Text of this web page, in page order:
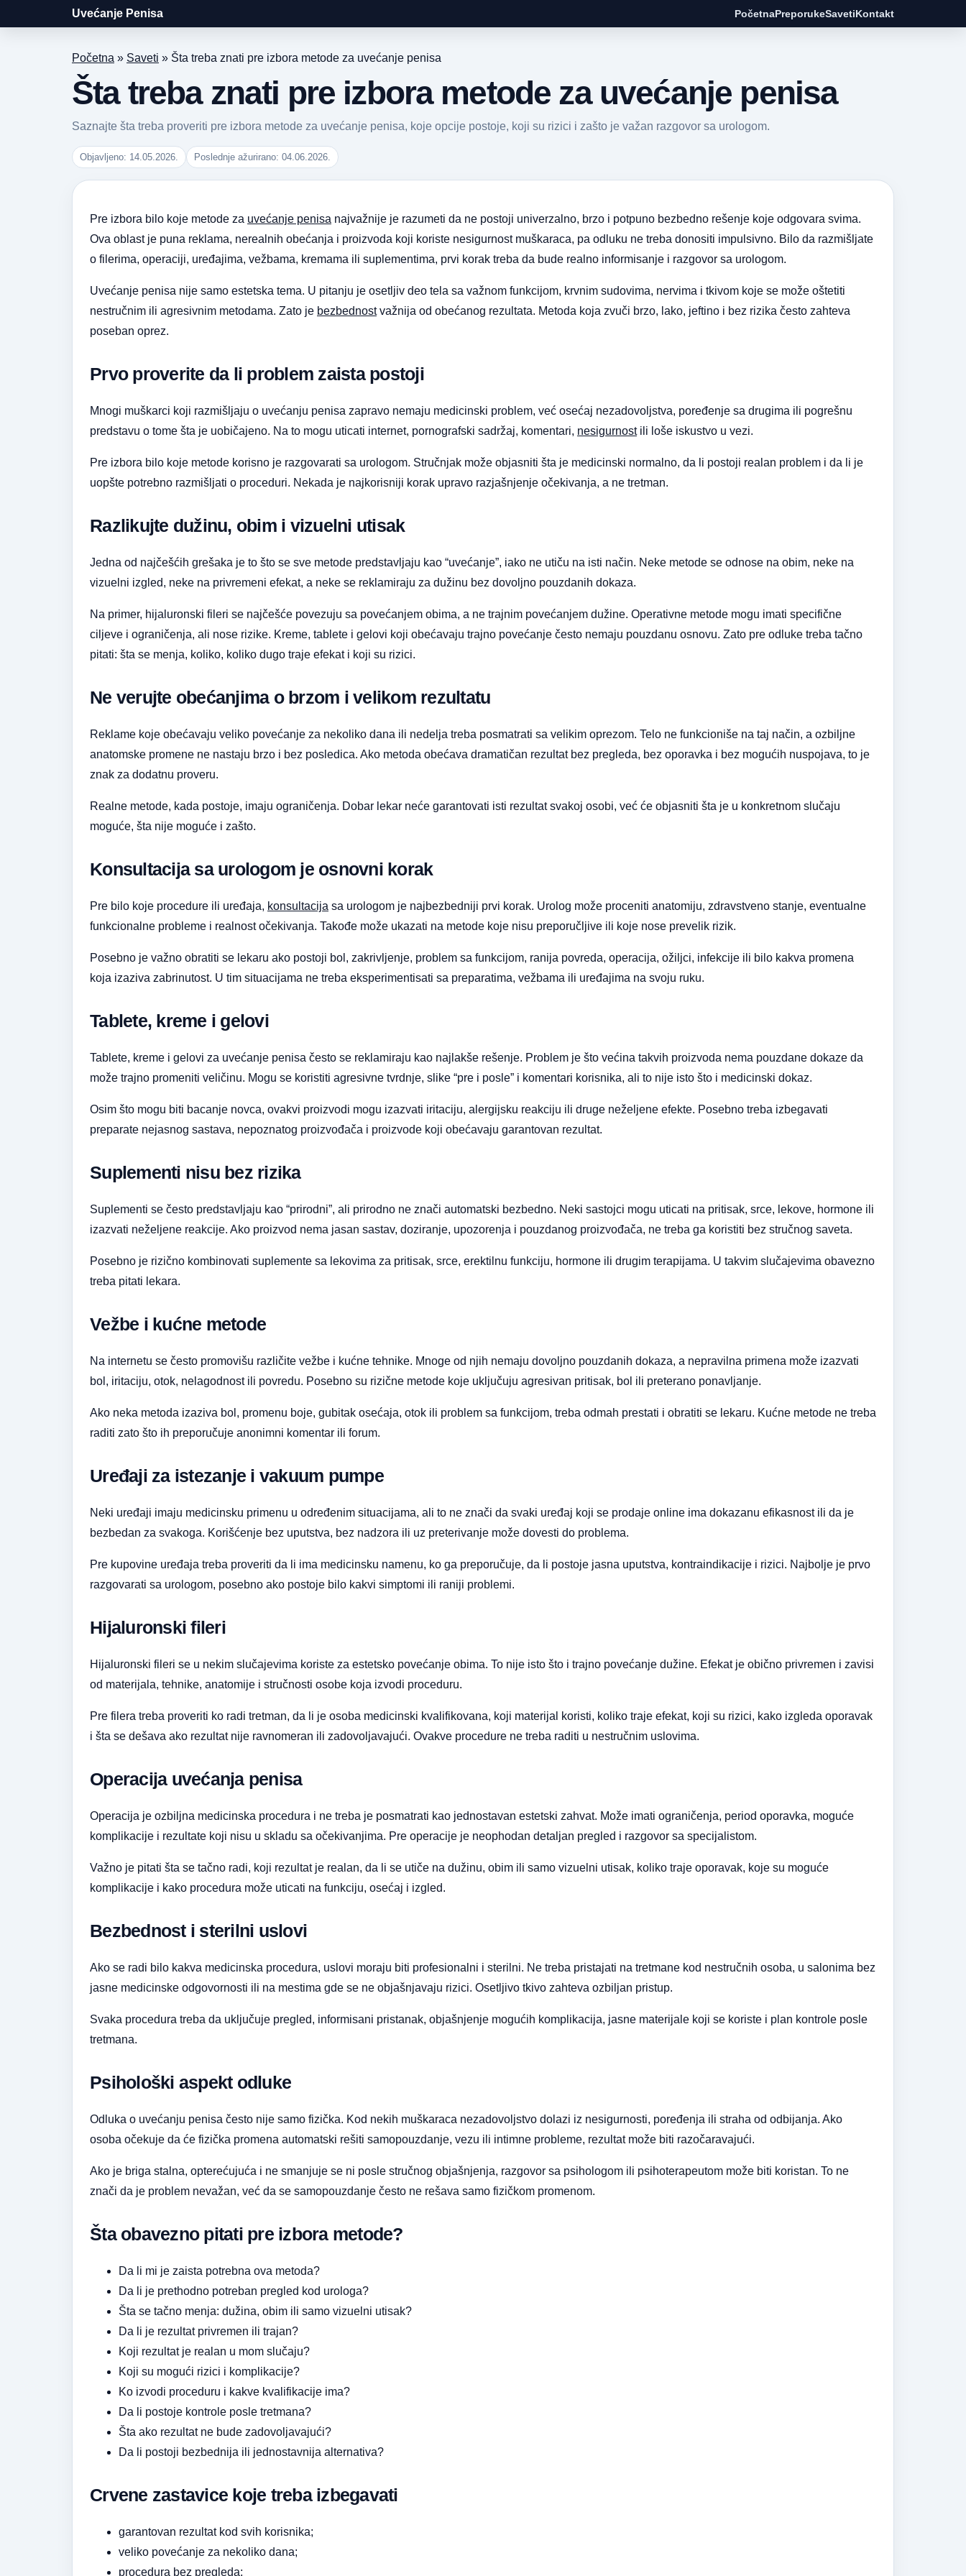
Uvećanje Penisa PočetnaPreporukeSavetiKontakt
Početna » Saveti » Šta treba znati pre izbora metode za uvećanje penisa
Šta treba znati pre izbora metode za uvećanje penisa
Saznajte šta treba proveriti pre izbora metode za uvećanje penisa, koje opcije postoje, koji su rizici i zašto je važan razgovor sa urologom.
Objavljeno: 14.05.2026. Poslednje ažurirano: 04.06.2026.
Pre izbora bilo koje metode za uvećanje penisa najvažnije je razumeti da ne postoji univerzalno, brzo i potpuno bezbedno rešenje koje odgovara svima.
Ova oblast je puna reklama, nerealnih obećanja i proizvoda koji koriste nesigurnost muškaraca, pa odluku ne treba donositi impulsivno. Bilo da razmišljate
o filerima, operaciji, uređajima, vežbama, kremama ili suplementima, prvi korak treba da bude realno informisanje i razgovor sa urologom.
Uvećanje penisa nije samo estetska tema. U pitanju je osetljiv deo tela sa važnom funkcijom, krvnim sudovima, nervima i tkivom koje se može oštetiti
nestručnim ili agresivnim metodama. Zato je bezbednostvažnija od obećanog rezultata. Metoda koja zvuči brzo, lako, jeftino i bez rizika često zahteva
poseban oprez.
Prvo proverite da li problem zaista postoji
Mnogi muškarci koji razmišljaju o uvećanju penisa zapravo nemaju medicinski problem, već osećaj nezadovoljstva, poređenje sa drugima ili pogrešnu
predstavu o tome šta je uobičajeno. Na to mogu uticati internet, pornografski sadržaj, komentari, nesigurnostili loše iskustvo u vezi.
Pre izbora bilo koje metode korisno je razgovarati sa urologom. Stručnjak može objasniti šta je medicinski normalno, da li postoji realan problem i da li je
uopšte potrebno razmišljati o proceduri. Nekada je najkorisniji korak upravo razjašnjenje očekivanja, a ne tretman.
Razlikujte dužinu, obim i vizuelni utisak
Jedna od najčešćih grešaka je to što se sve metode predstavljaju kao “uvećanje”, iako ne utiču na isti način. Neke metode se odnose na obim, neke na
vizuelni izgled, neke na privremeni efekat, a neke se reklamiraju za dužinu bez dovoljno pouzdanih dokaza.
Na primer, hijaluronski fileri se najčešće povezuju sa povećanjem obima, a ne trajnim povećanjem dužine. Operativne metode mogu imati specifične
ciljeve i ograničenja, ali nose rizike. Kreme, tablete i gelovi koji obećavaju trajno povećanje često nemaju pouzdanu osnovu. Zato pre odluke treba tačno
pitati: šta se menja, koliko, koliko dugo traje efekat i koji su rizici.
Ne verujte obećanjima o brzom i velikom rezultatu
Reklame koje obećavaju veliko povećanje za nekoliko dana ili nedelja treba posmatrati sa velikim oprezom. Telo ne funkcioniše na taj način, a ozbiljne
anatomske promene ne nastaju brzo i bez posledica. Ako metoda obećava dramatičan rezultat bez pregleda, bez oporavka i bez mogućih nuspojava, to je
znak za dodatnu proveru.
Realne metode, kada postoje, imaju ograničenja. Dobar lekar neće garantovati isti rezultat svakoj osobi, već će objasniti šta je u konkretnom slučaju
moguće, šta nije moguće i zašto.
Konsultacija sa urologom je osnovni korak
Pre bilo koje procedure ili uređaja, konsultacija sa urologom je najbezbedniji prvi korak. Urolog može proceniti anatomiju, zdravstveno stanje, eventualne
funkcionalne probleme i realnost očekivanja. Takođe može ukazati na metode koje nisu preporučljive ili koje nose prevelik rizik.
Posebno je važno obratiti se lekaru ako postoji bol, zakrivljenje, problem sa funkcijom, ranija povreda, operacija, ožiljci, infekcije ili bilo kakva promena
koja izaziva zabrinutost. U tim situacijama ne treba eksperimentisati sa preparatima, vežbama ili uređajima na svoju ruku.
Tablete, kreme i gelovi
Tablete, kreme i gelovi za uvećanje penisa često se reklamiraju kao najlakše rešenje. Problem je što većina takvih proizvoda nema pouzdane dokaze da
može trajno promeniti veličinu. Mogu se koristiti agresivne tvrdnje, slike “pre i posle” i komentari korisnika, ali to nije isto što i medicinski dokaz.
Osim što mogu biti bacanje novca, ovakvi proizvodi mogu izazvati iritaciju, alergijsku reakciju ili druge neželjene efekte. Posebno treba izbegavati
preparate nejasnog sastava, nepoznatog proizvođača i proizvode koji obećavaju garantovan rezultat.
Suplementi nisu bez rizika
Suplementi se često predstavljaju kao “prirodni”, ali prirodno ne znači automatski bezbedno. Neki sastojci mogu uticati na pritisak, srce, lekove, hormone ili
izazvati neželjene reakcije. Ako proizvod nema jasan sastav, doziranje, upozorenja i pouzdanog proizvođača, ne treba ga koristiti bez stručnog saveta.
Posebno je rizično kombinovati suplemente sa lekovima za pritisak, srce, erektilnu funkciju, hormone ili drugim terapijama. U takvim slučajevima obavezno
treba pitati lekara.
Vežbe i kućne metode
Na internetu se često promovišu različite vežbe i kućne tehnike. Mnoge od njih nemaju dovoljno pouzdanih dokaza, a nepravilna primena može izazvati
bol, iritaciju, otok, nelagodnost ili povredu. Posebno su rizične metode koje uključuju agresivan pritisak, bol ili preterano ponavljanje.
Ako neka metoda izaziva bol, promenu boje, gubitak osećaja, otok ili problem sa funkcijom, treba odmah prestati i obratiti se lekaru. Kućne metode ne treba
raditi zato što ih preporučuje anonimni komentar ili forum.
Uređaji za istezanje i vakuum pumpe
Neki uređaji imaju medicinsku primenu u određenim situacijama, ali to ne znači da svaki uređaj koji se prodaje online ima dokazanu efikasnost ili da je
bezbedan za svakoga. Korišćenje bez uputstva, bez nadzora ili uz preterivanje može dovesti do problema.
Pre kupovine uređaja treba proveriti da li ima medicinsku namenu, ko ga preporučuje, da li postoje jasna uputstva, kontraindikacije i rizici. Najbolje je prvo
razgovarati sa urologom, posebno ako postoje bilo kakvi simptomi ili raniji problemi.
Hijaluronski fileri
Hijaluronski fileri se u nekim slučajevima koriste za estetsko povećanje obima. To nije isto što i trajno povećanje dužine. Efekat je obično privremen i zavisi
od materijala, tehnike, anatomije i stručnosti osobe koja izvodi proceduru.
Pre filera treba proveriti ko radi tretman, da li je osoba medicinski kvalifikovana, koji materijal koristi, koliko traje efekat, koji su rizici, kako izgleda oporavak
i šta se dešava ako rezultat nije ravnomeran ili zadovoljavajući. Ovakve procedure ne treba raditi u nestručnim uslovima.
Operacija uvećanja penisa
Operacija je ozbiljna medicinska procedura i ne treba je posmatrati kao jednostavan estetski zahvat. Može imati ograničenja, period oporavka, moguće
komplikacije i rezultate koji nisu u skladu sa očekivanjima. Pre operacije je neophodan detaljan pregled i razgovor sa specijalistom.
Važno je pitati šta se tačno radi, koji rezultat je realan, da li se utiče na dužinu, obim ili samo vizuelni utisak, koliko traje oporavak, koje su moguće
komplikacije i kako procedura može uticati na funkciju, osećaj i izgled.
Bezbednost i sterilni uslovi
Ako se radi bilo kakva medicinska procedura, uslovi moraju biti profesionalni i sterilni. Ne treba pristajati na tretmane kod nestručnih osoba, u salonima bez
jasne medicinske odgovornosti ili na mestima gde se ne objašnjavaju rizici. Osetljivo tkivo zahteva ozbiljan pristup.
Svaka procedura treba da uključuje pregled, informisani pristanak, objašnjenje mogućih komplikacija, jasne materijale koji se koriste i plan kontrole posle
tretmana.
Psihološki aspekt odluke
Odluka o uvećanju penisa često nije samo fizička. Kod nekih muškaraca nezadovoljstvo dolazi iz nesigurnosti, poređenja ili straha od odbijanja. Ako
osoba očekuje da će fizička promena automatski rešiti samopouzdanje, vezu ili intimne probleme, rezultat može biti razočaravajući.
Ako je briga stalna, opterećujuća i ne smanjuje se ni posle stručnog objašnjenja, razgovor sa psihologom ili psihoterapeutom može biti koristan. To ne
znači da je problem nevažan, već da se samopouzdanje često ne rešava samo fizičkom promenom.
Šta obavezno pitati pre izbora metode?
Da li mi je zaista potrebna ova metoda?
Da li je prethodno potreban pregled kod urologa?
Šta se tačno menja: dužina, obim ili samo vizuelni utisak?
Da li je rezultat privremen ili trajan?
Koji rezultat je realan u mom slučaju?
Koji su mogući rizici i komplikacije?
Ko izvodi proceduru i kakve kvalifikacije ima?
Da li postoje kontrole posle tretmana?
Šta ako rezultat ne bude zadovoljavajući?
Da li postoji bezbednija ili jednostavnija alternativa?
Crvene zastavice koje treba izbegavati
garantovan rezultat kod svih korisnika;
veliko povećanje za nekoliko dana;
procedura bez pregleda;